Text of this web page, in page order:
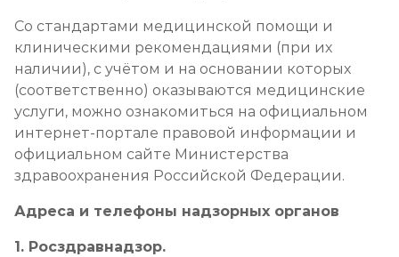
Со стандартами медицинской помощи и
клиническими рекомендациями (при их
наличии), с учётом и на основании которых
(соответственно) оказываются медицинские
услуги, можно ознакомиться на официальном
интернет-портале правовой информации и
официальном сайте Министерства
здравоохранения Российской Федерации.
Адреса и телефоны надзорных органов
1. Росздравнадзор.